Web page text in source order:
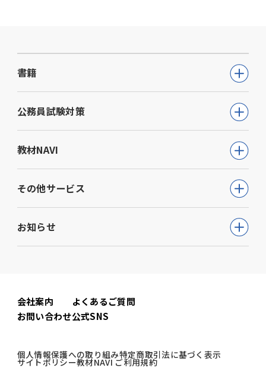
※「SPI基礎からはじめる問題集」
を同時申込みの場合、同商品を1冊
900円（税込）でご提供します。
大学生・短大
生・
専門学校生
一般常識トレーニングテスト
《実力確認編》
※「一般常識トレーニングブッ
ク」を同時申込みの場合、同商品
を1冊850円（税込）でご提供しま
す。
専門学校生
添削指導
書籍
公務員試験
教員採用試験
就職・資格・検定
教育・学参
ビジネス
生活実用・教養
心理学
公務員試験対策
公務員試験について知る
通信講座
動画で学ぶ【公務員合格】シリーズ
書籍
模擬試験
教材NAVI
高等学校向け事業
大学・短期大学向け事業
専門学校向け事業
中学校向け事業
その他サービス
ウェルネス(心理検査他)
児童発達支援事業
お知らせ
書籍関連
公務員試験関連
会社案内
お問い合わせ
よくあるご質問
公式SNS
個人情報保護への取り組み特定商取引法に基づく表示
サイトポリシー教材NAVI ご利用規約